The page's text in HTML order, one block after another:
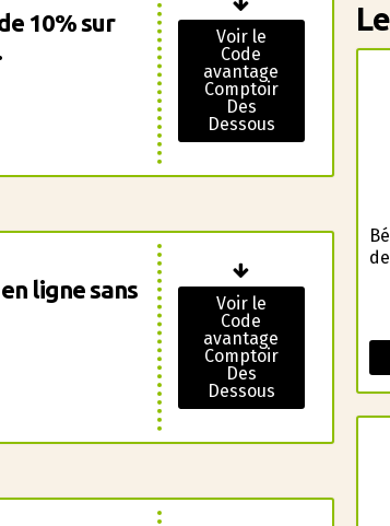
10% sur
Voir le
Code
avantage
Comptoir
Des
Dessous
ligne sans
Voir le
Code
avantage
Comptoir
Des
Dessous